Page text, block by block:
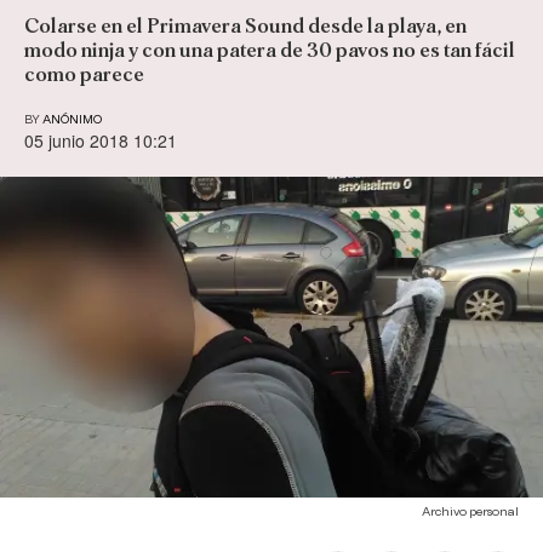
Colarse en el Primavera Sound desde la playa, en
modo ninja y con una patera de 30 pavos no es tan fácil
como parece
BY ANÓNIMO
05 junio 2018 10:21
Archivo personal